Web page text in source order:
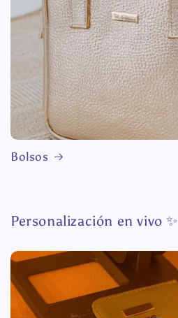
Bolsos
Personalización en vivo ✨